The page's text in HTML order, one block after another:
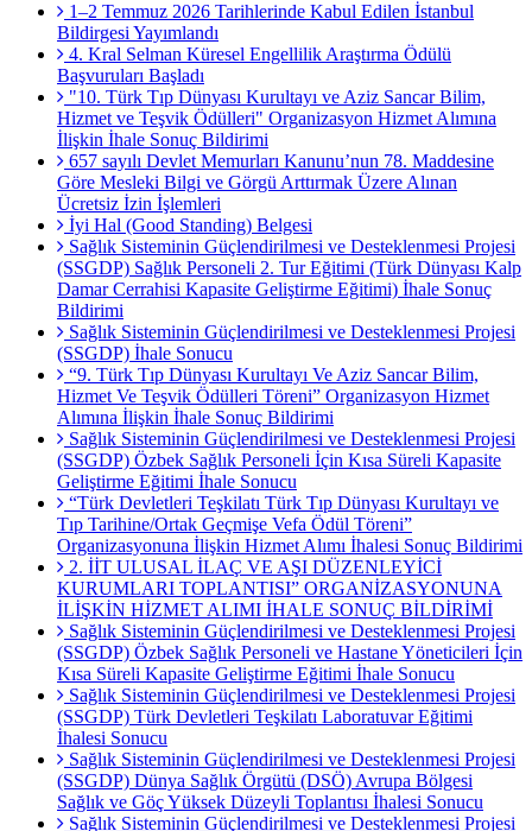
1–2 Temmuz 2026 Tarihlerinde Kabul Edilen İstanbul
Bildirgesi Yayımlandı
4. Kral Selman Küresel Engellilik Araştırma Ödülü
Başvuruları Başladı
"10. Türk Tıp Dünyası Kurultayı ve Aziz Sancar Bilim,
Hizmet ve Teşvik Ödülleri" Organizasyon Hizmet Alımına
İlişkin İhale Sonuç Bildirimi
657 sayılı Devlet Memurları Kanunu’nun 78. Maddesine
Göre Mesleki Bilgi ve Görgü Arttırmak Üzere Alınan
Ücretsiz İzin İşlemleri
İyi Hal (Good Standing) Belgesi
Sağlık Sisteminin Güçlendirilmesi ve Desteklenmesi Projesi
(SSGDP) Sağlık Personeli 2. Tur Eğitimi (Türk Dünyası Kalp
Damar Cerrahisi Kapasite Geliştirme Eğitimi) İhale Sonuç
Bildirimi
Sağlık Sisteminin Güçlendirilmesi ve Desteklenmesi Projesi
(SSGDP) İhale Sonucu
“9. Türk Tıp Dünyası Kurultayı Ve Aziz Sancar Bilim,
Hizmet Ve Teşvik Ödülleri Töreni” Organizasyon Hizmet
Alımına İlişkin İhale Sonuç Bildirimi
Sağlık Sisteminin Güçlendirilmesi ve Desteklenmesi Projesi
(SSGDP) Özbek Sağlık Personeli İçin Kısa Süreli Kapasite
Geliştirme Eğitimi İhale Sonucu
“Türk Devletleri Teşkilatı Türk Tıp Dünyası Kurultayı ve
Tıp Tarihine/Ortak Geçmişe Vefa Ödül Töreni”
Organizasyonuna İlişkin Hizmet Alımı İhalesi Sonuç Bildirimi
2. İİT ULUSAL İLAÇ VE AŞI DÜZENLEYİCİ
KURUMLARI TOPLANTISI” ORGANİZASYONUNA
İLİŞKİN HİZMET ALIMI İHALE SONUÇ BİLDİRİMİ
Sağlık Sisteminin Güçlendirilmesi ve Desteklenmesi Projesi
(SSGDP) Özbek Sağlık Personeli ve Hastane Yöneticileri İçin
Kısa Süreli Kapasite Geliştirme Eğitimi İhale Sonucu
Sağlık Sisteminin Güçlendirilmesi ve Desteklenmesi Projesi
(SSGDP) Türk Devletleri Teşkilatı Laboratuvar Eğitimi
İhalesi Sonucu
Sağlık Sisteminin Güçlendirilmesi ve Desteklenmesi Projesi
(SSGDP) Dünya Sağlık Örgütü (DSÖ) Avrupa Bölgesi
Sağlık ve Göç Yüksek Düzeyli Toplantısı İhalesi Sonucu
Sağlık Sisteminin Güçlendirilmesi ve Desteklenmesi Projesi